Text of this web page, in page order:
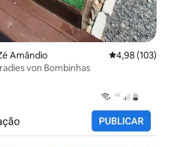
Amândio
4,98 (103)
von Bombinhas